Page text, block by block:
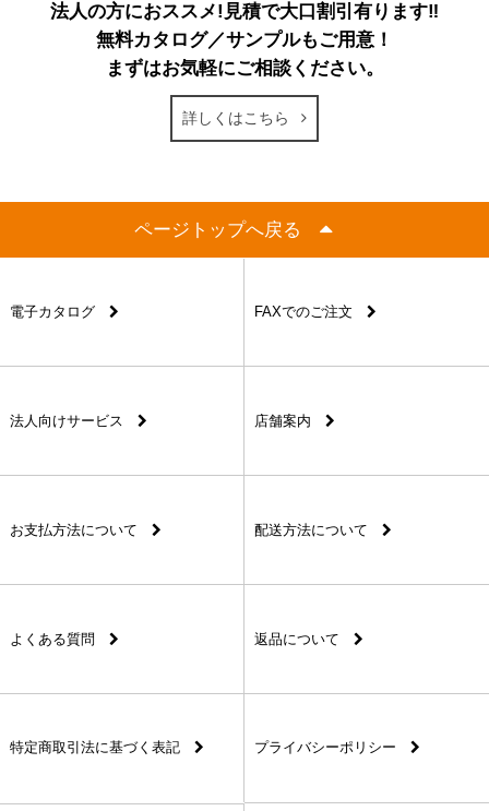
法人の方におススメ!見積で大口割引有ります‼
無料カタログ／サンプルもご用意！
まずはお気軽にご相談ください。
詳しくはこちら
ページトップへ戻る
電子カタログ FAXでのご注文
法人向けサービス 店舗案内
お支払方法について 配送方法について
よくある質問 返品について
特定商取引法に基づく表記 プライバシーポリシー